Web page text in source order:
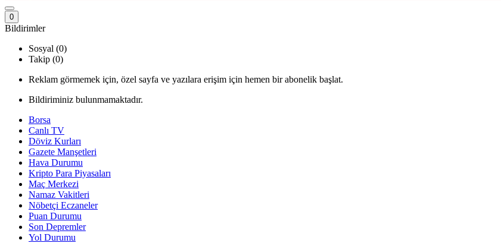
0
Bildirimler
Sosyal (0)
Takip (0)
Reklam görmemek için, özel sayfa ve yazılara erişim için hemen bir abonelik başlat.
Bildiriminiz bulunmamaktadır.
Borsa
Canlı TV
Döviz Kurları
Gazete Manşetleri
Hava Durumu
Kripto Para Piyasaları
Maç Merkezi
Namaz Vakitleri
Nöbetçi Eczaneler
Puan Durumu
Son Depremler
Yol Durumu